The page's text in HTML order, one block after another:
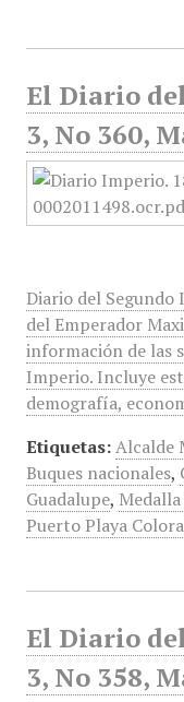
El Diario
3, No 360,
Diario del
del Emperador
información de las
Imperio. Incluye
demografía,
Etiquetas: Alcalde
Buques nacionales,
Guadalupe,
Puerto Playa
El Diario
3, No 358,